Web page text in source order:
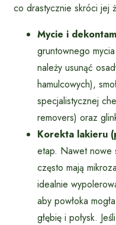
co drastycznie skróci jej
Mycie i
gruntownego
należy usunąć
hamulcowych),
specjalistycznej
removers) oraz
Korekta lakieru
etap. Nawet nowe
często mają
idealnie
aby powłoka
głębię i połysk.